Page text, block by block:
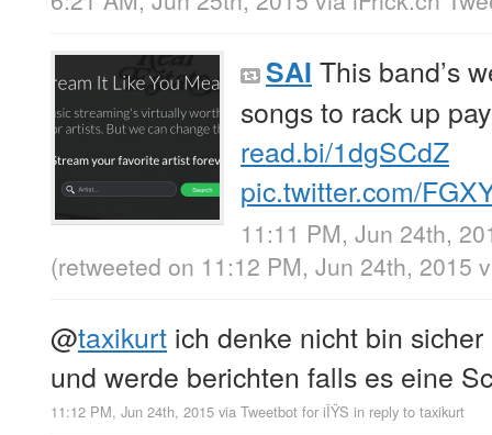
SAI This band’s
songs to rack up
read.bi/1dgSCdZ
pic.twitter.com/
11:11 PM, Jun 24th,
(retweeted on 11:12 PM, Jun 24th, 2015
@taxikurt ich denke nicht bin
und werde berichten falls es eine
11:12 PM, Jun 24th, 2015 via Tweetbot for iÎŸS in reply to taxikurt